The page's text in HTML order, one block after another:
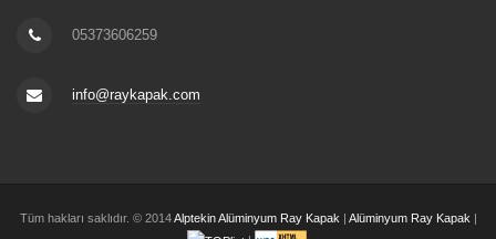
05373606259
info@raykapak.com
Tüm hakları saklıdır. © 2014Alptekin Alüminyum Ray Kapak | Alüminyum Ray Kapak |